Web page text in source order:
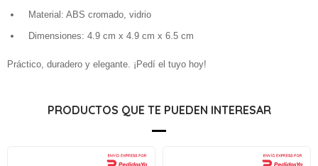
Material: ABS cromado, vidrio
Dimensiones: 4.9 cm x 4.9 cm x 6.5 cm
Práctico, duradero y elegante. ¡Pedí el tuyo hoy!
PRODUCTOS QUE TE PUEDEN INTERESAR